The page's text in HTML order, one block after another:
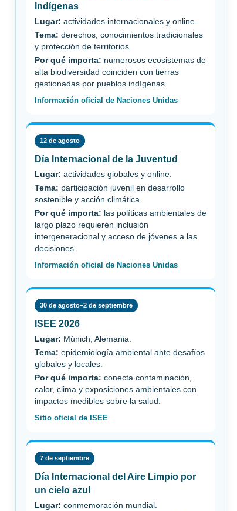
Indígenas
Lugar: actividades internacionales y online.
Tema: derechos, conocimientos tradicionales
y protección de territorios.
Por qué importa: numerosos ecosistemas de
alta biodiversidad coinciden con tierras
gestionadas por pueblos indígenas.
Información oficial de Naciones Unidas
12 de agosto
Día Internacional de la Juventud
Lugar: actividades globales y online.
Tema: participación juvenil en desarrollo
sostenible y acción climática.
Por qué importa: las políticas ambientales de
largo plazo requieren inclusión
intergeneracional y acceso de jóvenes a las
decisiones.
Información oficial de Naciones Unidas
30 de agosto–2 de septiembre
ISEE 2026
Lugar: Múnich, Alemania.
Tema: epidemiología ambiental ante desafíos
globales y locales.
Por qué importa: conecta contaminación,
calor, clima y exposiciones ambientales con
impactos medibles sobre la salud.
Sitio oficial de ISEE
7 de septiembre
Día Internacional del Aire Limpio por
un cielo azul
Lugar: conmemoración mundial.